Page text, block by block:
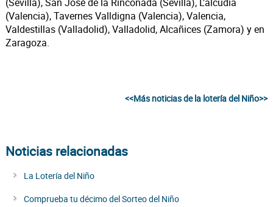
(Valencia), Tavernes Valldigna (Valencia), Valencia,
Valdestillas (Valladolid), Valladolid, Alcañices (Zamora) y en
Zaragoza.
<<Más noticias de la lotería del Niño>>
Noticias relacionadas
La Lotería del Niño
Comprueba tu décimo del Sorteo del Niño